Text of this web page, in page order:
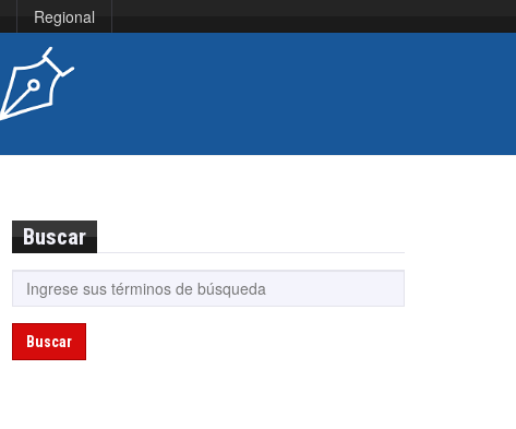
Regional
Buscar
Buscar